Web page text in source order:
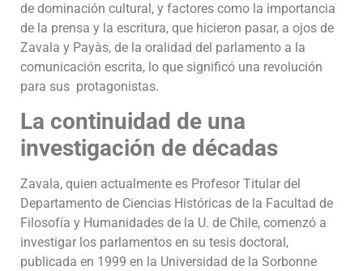
de dominación cultural, y factores como la importancia
de la prensa y la escritura, que hicieron pasar, a ojos de
Zavala y Payàs, de la oralidad del parlamento a la
comunicación escrita, lo que significó una revolución
para sus protagonistas.
La continuidad de una
investigación de décadas
Zavala, quien actualmente es Profesor Titular del
Departamento de Ciencias Históricas de la Facultad de
Filosofía y Humanidades de la U. de Chile, comenzó a
investigar los parlamentos en su tesis doctoral,
publicada en 1999 en la Universidad de la Sorbonne